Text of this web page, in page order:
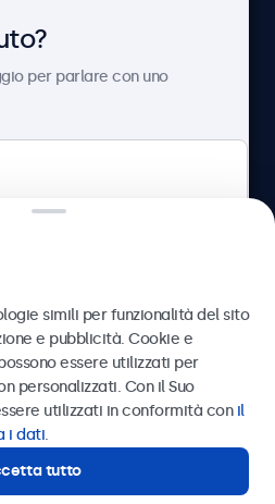
per parlare con uno
al
simili per funzionalità del sito
e pubblicità. Cookie e
essere utilizzati per
personalizzati. Con il Suo
utilizzati in conformità con il
i dati.
tutto